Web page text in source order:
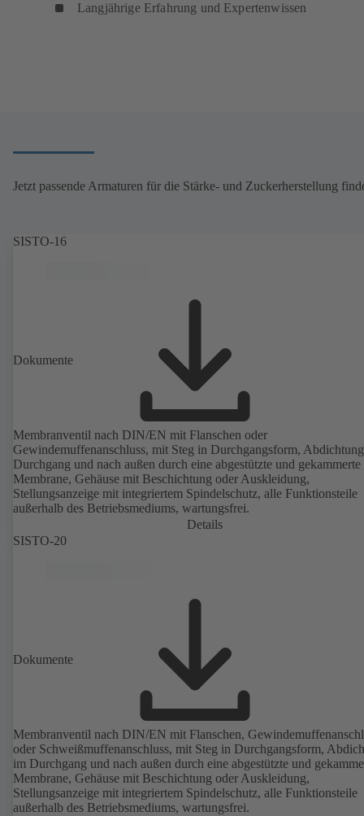
Langjährige Erfahrung und Expertenwissen
Jetzt passende Armaturen für die Stärke- und Zuckerherstellung
SISTO-16
Dokumente
Membranventil nach DIN/EN mit Flanschen oder
Gewindemuffenanschluss, mit Steg in Durchgangsform,
Durchgang und nach außen durch eine abgestützte und gekammerte
Membrane, Gehäuse mit Beschichtung oder Auskleidung,
Stellungsanzeige mit integriertem Spindelschutz, alle Funktionsteile
außerhalb des Betriebsmediums, wartungsfrei.
Details
SISTO-20
Dokumente
Membranventil nach DIN/EN mit Flanschen,
oder Schweißmuffenanschluss, mit Steg in Durchgangsform,
im Durchgang und nach außen durch eine abgestützte und
Membrane, Gehäuse mit Beschichtung oder Auskleidung,
Stellungsanzeige mit integriertem Spindelschutz, alle Funktionsteile
außerhalb des Betriebsmediums, wartungsfrei.